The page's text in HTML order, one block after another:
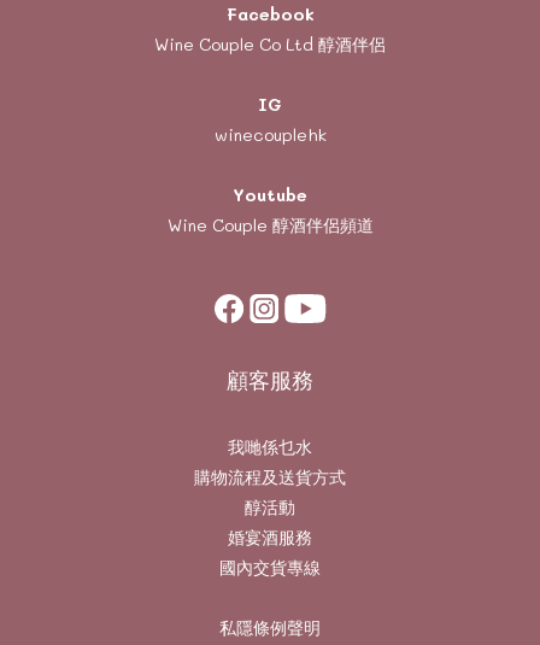
Facebook
Wine Couple Co Ltd 醇酒伴侶
IG
winecouplehk
Youtube
Wine Couple 醇酒伴侶頻道
顧客服務
我哋係乜水
購物流程及送貨方式
醇活動
婚宴酒服務
國內交貨專線
私隱條例聲明